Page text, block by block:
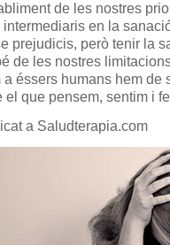
de les nostres
intermediaris en la
prejudicis, però tenir la
de les nostres
a éssers humans hem de
el que pensem, sentim i
a Saludterapia.com